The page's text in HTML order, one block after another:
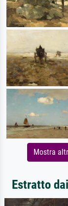
Mostra
Estratto